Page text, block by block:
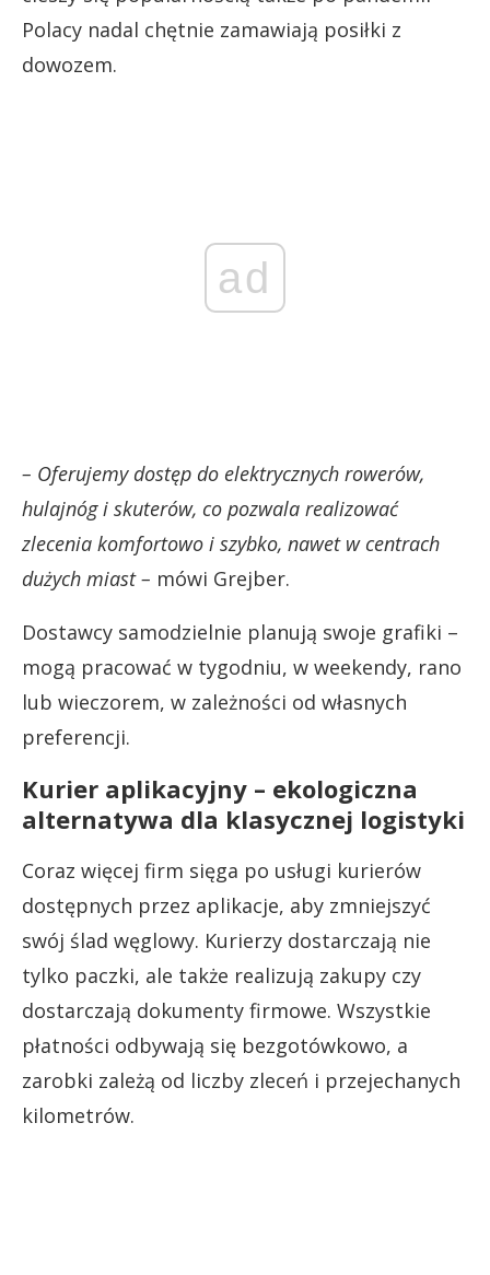
Polacy nadal chętnie zamawiają posiłki z
dowozem.
ad
– Oferujemy dostęp do elektrycznych rowerów,
hulajnóg i skuterów, co pozwala realizować
zlecenia komfortowo i szybko, nawet w centrach
dużych miast – mówi Grejber.
Dostawcy samodzielnie planują swoje grafiki –
mogą pracować w tygodniu, w weekendy, rano
lub wieczorem, w zależności od własnych
preferencji.
Kurier aplikacyjny – ekologiczna
alternatywa dla klasycznej logistyki
Coraz więcej firm sięga po usługi kurierów
dostępnych przez aplikacje, aby zmniejszyć
swój ślad węglowy. Kurierzy dostarczają nie
tylko paczki, ale także realizują zakupy czy
dostarczają dokumenty firmowe. Wszystkie
płatności odbywają się bezgotówkowo, a
zarobki zależą od liczby zleceń i przejechanych
kilometrów.